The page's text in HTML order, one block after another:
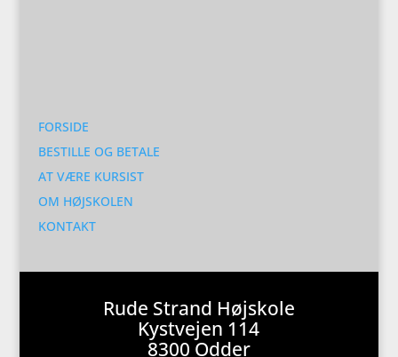
FORSIDE
BESTILLE OG BETALE
AT VÆRE KURSIST
OM HØJSKOLEN
KONTAKT
Rude Strand Højskole
Kystvejen 114
8300 Odder